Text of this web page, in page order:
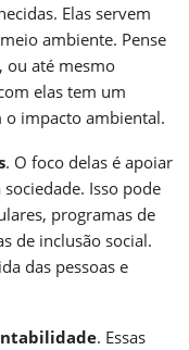
Elas servem
ambiente. Pense
ou até mesmo
elas tem um
o impacto ambiental.
. O foco delas é apoiar
Isso pode
programas de
de inclusão social.
das pessoas e
. Essas